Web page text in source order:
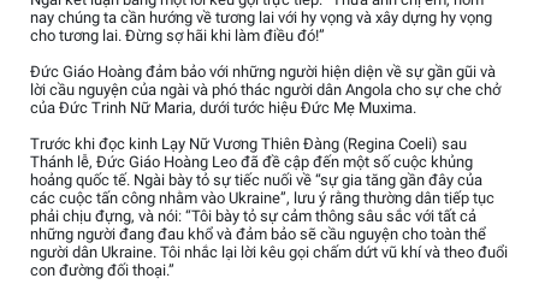
nay chúng ta cần hướng về tương lai với hy vọng và xây dựng hy vọng
cho tương lai. Đừng sợ hãi khi làm điều đó!”
Đức Giáo Hoàng đảm bảo với những người hiện diện về sự gần gũi và
lời cầu nguyện của ngài và phó thác người dân Angola cho sự che chở
của Đức Trinh Nữ Maria, dưới tước hiệu Đức Mẹ Muxima.
Trước khi đọc kinh Lạy Nữ Vương Thiên Đàng (Regina Coeli) sau
Thánh lễ, Đức Giáo Hoàng Leo đã đề cập đến một số cuộc khủng
hoảng quốc tế. Ngài bày tỏ sự tiếc nuối về “sự gia tăng gần đây của
các cuộc tấn công nhằm vào Ukraine”, lưu ý rằng thường dân tiếp tục
phải chịu đựng, và nói: “Tôi bày tỏ sự cảm thông sâu sắc với tất cả
những người đang đau khổ và đảm bảo sẽ cầu nguyện cho toàn thể
người dân Ukraine. Tôi nhắc lại lời kêu gọi chấm dứt vũ khí và theo đuổi
con đường đối thoại.”